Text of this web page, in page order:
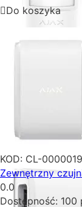
Do koszyka
KOD: CL-0000019
Zewnętrzny
0.0
Dostępność: 100